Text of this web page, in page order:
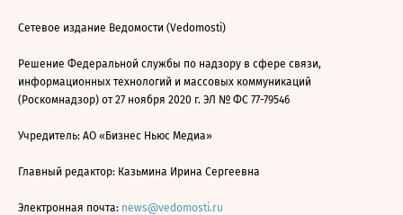
Сетевое издание Ведомости (Vedomosti)
Решение Федеральной службы по надзору в сфере связи,
информационных технологий и массовых коммуникаций
(Роскомнадзор) от 27 ноября 2020 г. ЭЛ № ФС 77-79546
Учредитель: АО «Бизнес Ньюс Медиа»
Главный редактор: Казьмина Ирина Сергеевна
Электронная почта: news@vedomosti.ru